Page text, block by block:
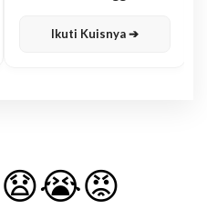
Ikuti Kuisnya ➔
😧😭😡